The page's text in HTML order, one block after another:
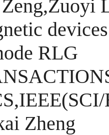
Zeng,Zuoyi
RLG
Zheng